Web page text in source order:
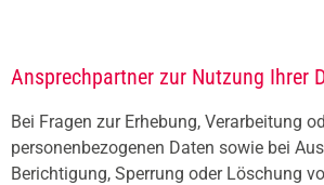
Ansprechpartner zur Nutzung Ihrer
Bei Fragen zur Erhebung, Verarbeitung
personenbezogenen Daten sowie bei
Berichtigung, Sperrung oder Löschung